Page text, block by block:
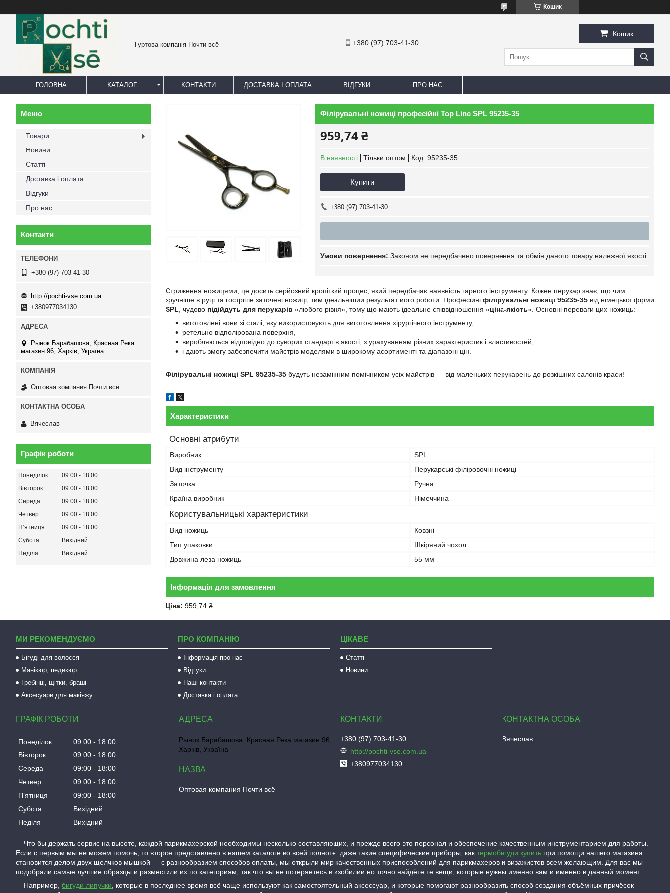
Кошик
Гуртова компанія Почти всё +380 (97) 703-41-30
Кошик
ГОЛОВНА КАТАЛОГ КОНТАКТИ ДОСТАВКА І ОПЛАТА ВІДГУКИ ПРО НАС
Філірувальні ножиці професійні Top Line SPL 95235-35
959,74 ₴
В наявності Тільки оптом Код: 95235-35
Купити
+380 (97) 703-41-30
Законом не передбачено повернення та обмін даного товару належної якості
Стриження ножицями, це досить серйозний кропіткий процес, який передбачає наявність гарного інструменту. Кожен перукар знає, що чим
зручніше в руці та гостріше заточені ножиці, тим ідеальніший результат його роботи. Професійні філірувальні ножиці 95235-35 від німецької фірми
SPL , чудово підійдуть для перукарів «любого рівня», тому що мають ідеальне співвідношення «ціна-якість». Основні переваги цих ножиць:
виготовлені вони зі сталі, яку використовують для виготовлення хірургічного інструменту,
ретельно відполірована поверхня,
виробляються відповідно до суворих стандартів якості, з урахуванням різних характеристик і властивостей,
і дають змогу забезпечити майстрів моделями в широкому асортименті та діапазоні цін.
Філірувальні ножиці SPL 95235-35 будуть незамінним помічником усіх майстрів — від маленьких перукарень до розкішних салонів краси!
Характеристики
Основні атрибути
Виробник
SPL
Вид інструменту
Перукарські філіровочні ножиці
Заточка
Ручна
Країна виробник
Німеччина
Користувальницькі характеристики
Вид ножиць
Ковзні
Тип упаковки
Шкіряний чохол
Довжина леза ножиць
55 мм
Інформація для замовлення
Ціна: 959,74 ₴
Товари
Новини
Статті
Доставка і оплата
Відгуки
Про нас
Контакти
+380 (97) 703-41-30
http://pochti-vse.com.ua
+380977034130
Рынок Барабашова, Красная Река
магазин 96, Харків, Україна
Оптовая компания Почти всё
Вячеслав
Графік роботи
Понеділок 09:00
18:00
Вівторок
09:00
18:00
Середа
09:00
18:00
Четвер
09:00
18:00
Пʼятниця
09:00
18:00
Субота
Вихідний
Неділя
Вихідний
МИ РЕКОМЕНДУЄМО
Бігуді для волосся
Манікюр, педикюр
Гребінці, щітки, браші
Аксесуари для макіяжу
ПРО КОМПАНІЮ
Інформація про нас
Відгуки
Наші контакти
Доставка і оплата
ЦІКАВЕ
Статті
Новини
ГРАФІК РОБОТИ
Понеділок 09:00
18:00
Вівторок
09:00
18:00
Середа
09:00
18:00
Четвер
09:00
18:00
Пʼятниця
09:00
18:00
Субота
Вихідний
Неділя
Вихідний
Рынок Барабашова, Красная Река магазин 96,
Харків, Україна
Оптовая компания Почти всё
+380 (97) 703-41-30
http://pochti-vse.com.ua
+380977034130
Вячеслав
Что бы держать сервис на высоте, каждой парикмахерской необходимы несколько составляющих, и прежде всего это персонал и обеспечение качественным инструментарием для работы.
Если с первым мы не можем помочь, то второе представлено в нашем каталоге во всей полноте: даже такие специфические приборы, как термобигуди купить при помощи нашего магазина
становится делом двух щелчков мышкой — с разнообразием способов оплаты, мы открыли мир качественных приспособлений для парикмахеров и визажистов всем желающим. Для вас мы
подобрали самые лучшие образцы и разместили их по категориям, так что вы не потеряетесь в изобилии но точно найдёте те вещи, которые нужны именно вам и именно в данный момент.
Например, бигуди липучки , которые в последнее время всё чаще используют как самостоятельный аксессуар, и которые помогают разнообразить способ создания объёмных причёсок